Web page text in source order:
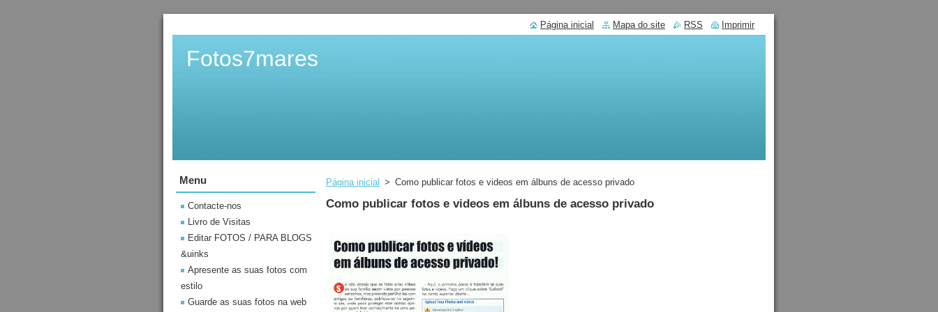
Fotos7mares
Página inicial > Como publicar fotos e videos em álbuns de acesso privado
Como publicar fotos e videos em álbuns de acesso privado
Menu
Contacte-nos
Livro de Visitas
Editar FOTOS / PARA BLOGS
&uinks
Apresente as suas fotos com
estilo
Guarde as suas fotos na web
Página inicial Mapa do site RSS Imprimir